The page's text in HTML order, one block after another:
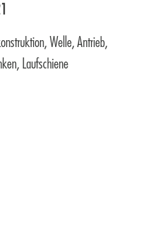
Welle, Antrieb,
Laufschiene